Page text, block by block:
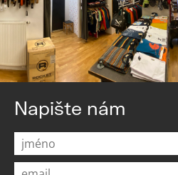
Napište nám